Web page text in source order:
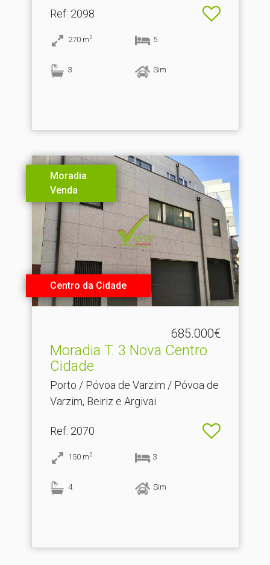
Ref: 2098
270 m2 5
3 Sim
Moradia
Venda
Centro da Cidade
685.000€
Moradia T.​ 3 Nova Centro
Cidade
Porto / Póvoa de Varzim / Póvoa de
Varzim, Beiriz e Argivai
Ref: 2070
150 m2 3
4 Sim